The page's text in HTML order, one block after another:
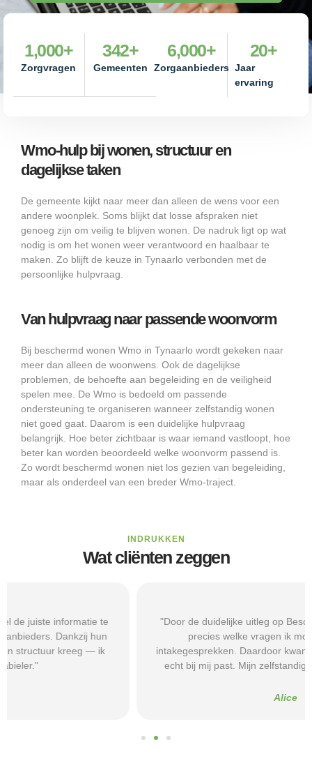
Zorgvragen
1,000+
Gemeenten
342+
Zorgaanbieders
6,000+
Jaar
ervaring
20+
Wmo-hulp bij wonen, structuur en
dagelijkse taken
De gemeente kijkt naar meer dan alleen de wens voor een
andere woonplek. Soms blijkt dat losse afspraken niet
genoeg zijn om veilig te blijven wonen. De nadruk ligt op wat
nodig is om het wonen weer verantwoord en haalbaar te
maken. Zo blijft de keuze in Tynaarlo verbonden met de
persoonlijke hulpvraag.
Van hulpvraag naar passende woonvorm
Bij beschermd wonen Wmo in Tynaarlo wordt gekeken naar
meer dan alleen de woonwens. Ook de dagelijkse
problemen, de behoefte aan begeleiding en de veiligheid
spelen mee. De Wmo is bedoeld om passende
ondersteuning te organiseren wanneer zelfstandig wonen
niet goed gaat. Daarom is een duidelijke hulpvraag
belangrijk. Hoe beter zichtbaar is waar iemand vastloopt, hoe
beter kan worden beoordeeld welke woonvorm passend is.
Zo wordt beschermd wonen niet los gezien van begeleiding,
maar als onderdeel van een breder Wmo-traject.
INDRUKKEN
Wat cliënten zeggen
"Door de duidelijke uitleg op Beschermd-Wonen.nl wist ik
precies welke vragen ik moest stellen tijdens
intakegesprekken. Daardoor kwam ik bij een aanbieder die
echt bij mij past. Mijn zelfstandigheid is flink verbeterd."